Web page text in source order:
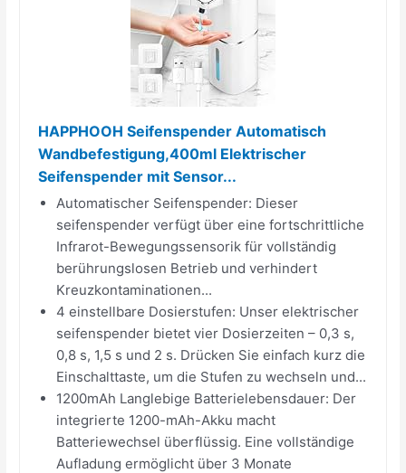
HAPPHOOH Seifenspender Automatisch
Wandbefestigung,400ml Elektrischer
Seifenspender mit Sensor...
Automatischer Seifenspender: Dieser
seifenspender verfügt über eine fortschrittliche
Infrarot-Bewegungssensorik für vollständig
berührungslosen Betrieb und verhindert
Kreuzkontaminationen...
4 einstellbare Dosierstufen: Unser elektrischer
seifenspender bietet vier Dosierzeiten – 0,3 s,
0,8 s, 1,5 s und 2 s. Drücken Sie einfach kurz die
Einschalttaste, um die Stufen zu wechseln und...
1200mAh Langlebige Batterielebensdauer: Der
integrierte 1200-mAh-Akku macht
Batteriewechsel überflüssig. Eine vollständige
Aufladung ermöglicht über 3 Monate